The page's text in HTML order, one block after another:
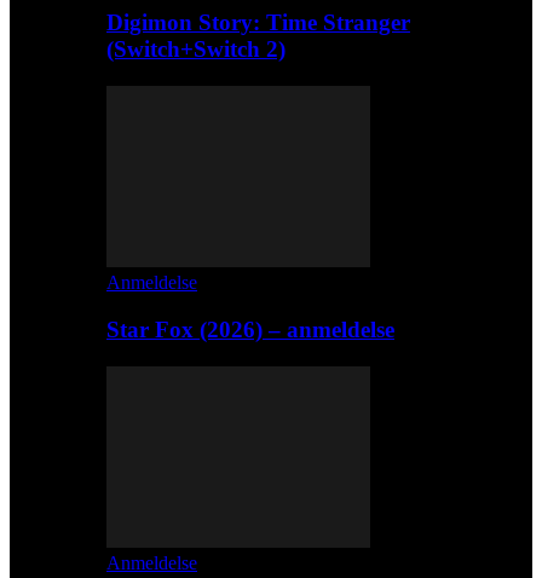
Digimon Story: Time Stranger
(Switch+Switch 2)
Anmeldelse
Star Fox (2026) – anmeldelse
Anmeldelse